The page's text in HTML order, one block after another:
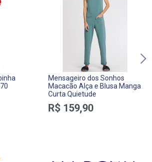
Mensageiro dos Sonhos
Macacão Alça e Blusa Manga
Curta Quietude
R$ 159,90